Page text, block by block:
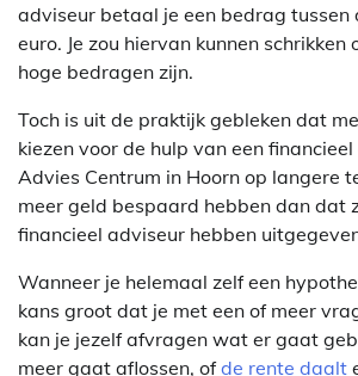
adviseur betaal je een bedrag tussen
euro. Je zou hiervan kunnen
hoge bedragen zijn.
Toch is uit de praktijk gebleken dat
kiezen voor de hulp van een
Advies Centrum in Hoorn op langere
meer geld bespaard hebben dan dat
financieel adviseur hebben
Wanneer je helemaal zelf een
kans groot dat je met een of meer
kan je jezelf afvragen wat er gaat
meer gaat aflossen, ofde rente daalt